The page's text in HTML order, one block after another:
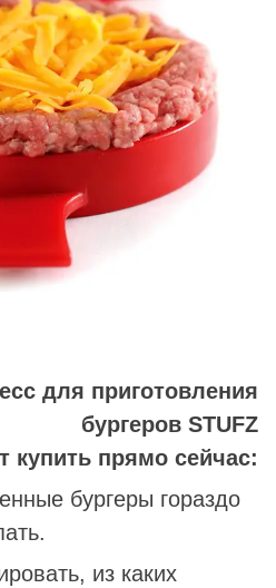
для приготовления
бургеров STUFZ
купить прямо сейчас:
бургеры гораздо
из каких